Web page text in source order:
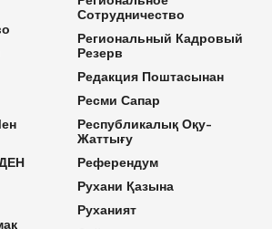
Сотрудничество
Региональный Кадровый
Резерв
Редакция Поштасынан
Ресми Сапар
Республикалық Оқу-
Жаттығу
Референдум
Рухани Қазына
Руханият